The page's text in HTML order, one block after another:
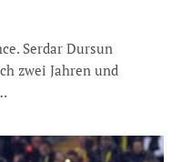
Serdar Dursun
zwei Jahren und